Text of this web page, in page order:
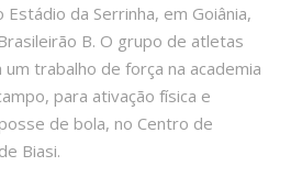
da Serrinha, em Goiânia,
B. O grupo de atletas
um trabalho de força na academia
para ativação física e
de bola, no Centro de
Biasi.